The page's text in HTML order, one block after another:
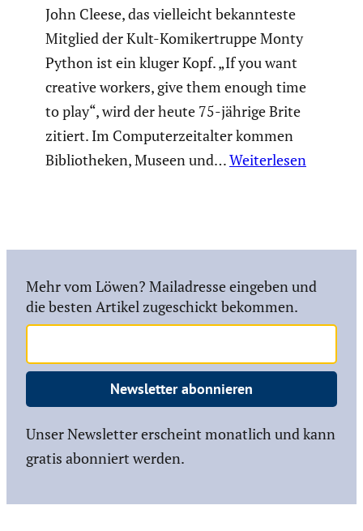
John Cleese, das vielleicht bekann­teste
Mitglied der Kult-Komiker­truppe Monty
Python ist ein kluger Kopf. „If you want
creative workers, give them enough time
to play“, wird der heute 75-jährige Brite
zitiert. Im Compu­ter­zeit­alter kommen
Biblio­theken, Museen und…Weiterlesen
Mehr vom Löwen? Mailadresse eingeben und
die besten Artikel zugeschickt bekommen.
Newsletter abonnieren
Unser Newsletter erscheint monatlich und kann
gratis abonniert werden.